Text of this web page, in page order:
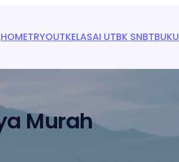
HOMETRYOUTKELASAI UTBK SNBTBUKU
Murah